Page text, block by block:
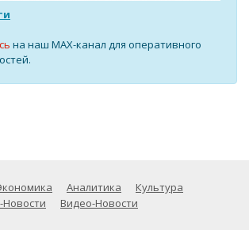
на наш MAX-канал для оперативного
Аналитика
Культура
Видео-Новости